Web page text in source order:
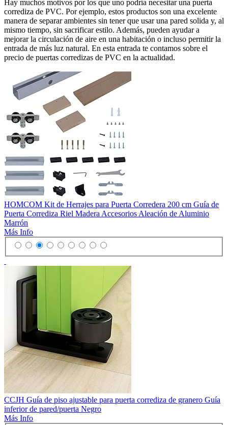
Hay muchos motivos por los que uno podría necesitar una puerta
corrediza de PVC. Por ejemplo, estos productos son una excelente
manera de separar ambientes sin tener que usar una pared solida y, al
mismo tiempo, sin sacrificar estilo. Además, pueden ayudar a
mejorar la circulación de aire en una habitación o incluso permitir la
entrada de más luz natural. En esta entrada te contamos sobre el
precio de puertas corredizas de PVC en la actualidad.
HOMCOM Kit de Herrajes para Puerta Corredera 200 cm Guía de
Puerta Corrediza Riel Madera Accesorios Aleación de Aluminio
Marrón
Más Info
CCJH Guía de piso ajustable para puerta corrediza de granero Guía
inferior de pared/puerta Negro
Más Info